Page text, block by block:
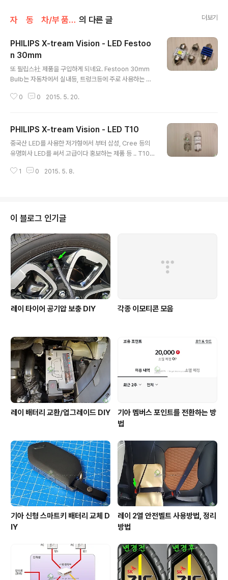
자 동 차/부 품 리 뷰 의 다른 글 더보기
PHILIPS X-tream Vision - LED Festoo
n 30mm
또 필립스社 제품을 구입하게 되네요. Festoon 30mm
Bulb는 자동차에서 실내등, 트렁크등에 주로 사용하는 규
서는 판매하지 않습니다. 레트로핏 LED라는 제품으로 국
있으며, 105도의 온도에서도 견딥니다. 가혹한 신뢰성 Te
st를 통과했다는 의미죠. 저가형 PCB타입의 LED Bulb제
품과 비교할수 없는 품질입니다. 12년의 수명입니다. 폐차
은 이렇게 생겼습니다. 투명한 케이스, 그 안에 LED, 반대
0 0 2015. 5. 20.
PHILIPS X-tream Vision - LED T10
중국산 LED를 사용한 저가형에서 부터 삼성, Cree 등의
유명회사 LED를 써서 고급이다 홍보하는 제품 등 .. T10
요. 하지만 그중에 가혹한 신뢰성 테스트를 거친 제품이 있
0k, 6000k, 8000k 색온도에 따라 3가지 제품이 있습니
다. 가격은... 시중의 흔한 T10 LED보다 월등히 비쌉니다.
가격경쟁력은 꽝이죠. 그래서인지 국내에서는 판매하지 않
습니다. 이 제품 역시 해외구매하였습니다. 12년의 수명이
라고 합니다. 한번 장착하면 사실상 폐차때까지 써먹는다
볼 수 있죠...
1 0 2015. 5. 8.
이 블로그 인기글
레이 타이어 공기압 보충 DIY 각종 이모티콘 모음
레이 배터리 교환/업그레이드 DIY
기아 멤버스 포인트를 전환하는 방
법
기아 신형 스마트키 배터리 교체 D
IY
레이 2열 안전벨트 사용방법, 정리
방법